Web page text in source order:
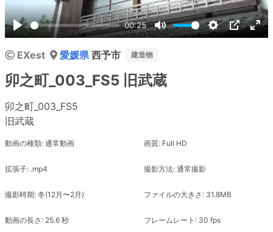
Play
00:25
Mute Settings
PIP
EXest 愛媛県西予市 建造物
卯之町_003_FS5 旧武蔵
卯之町_003_FS5
旧武蔵
動画の種類: 通常動画 画質: Full HD
拡張子: .mp4 撮影方法: 通常撮影
撮影時期: 冬(12月〜2月) ファイルの大きさ: 31.8MB
動画の長さ: 25.6 秒 フレームレート: 30 fps